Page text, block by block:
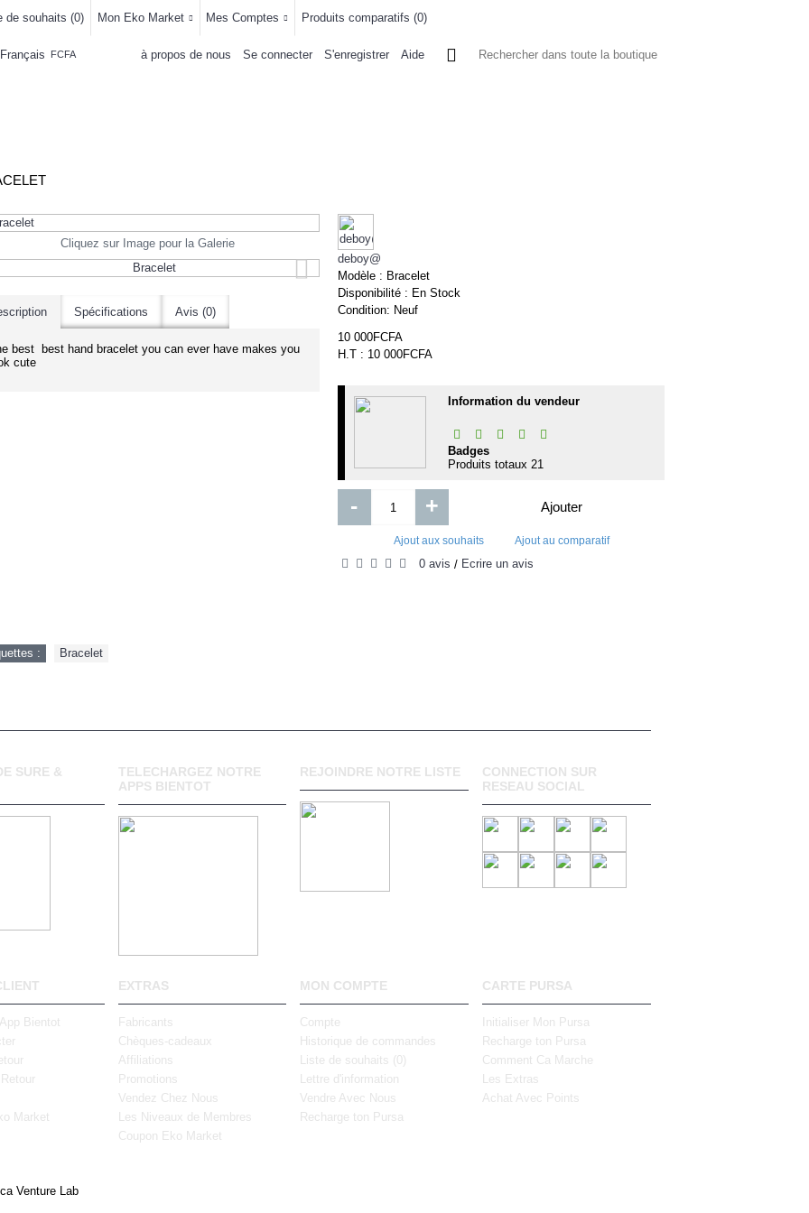
de souhaits (0) Mon Eko Market Mes Comptes Produits comparatifs (0)
Français FCFA à propos de nous Se connecter S'enregistrer Aide
Cliquez sur Image pour la Galerie
Spécifications Avis (0)
best best hand bracelet you can ever have makes you
cute
deboy@
Modèle : Bracelet
Disponibilité : En Stock
Condition: Neuf
10 000FCFA
H.T : 10 000FCFA
Information du vendeur
Badges
Produits totaux 21
- + Ajouter
Ajout aux souhaits Ajout au comparatif
0 avis / Écrire un avis
: Bracelet
SURE &
TELECHARGEZ NOTRE
APPS BIENTOT
REJOINDRE NOTRE LISTE
CONNECTION SUR
RESEAU SOCIAL
Bientot
Market
EXTRAS
Fabricants
Chèques-cadeaux
Affiliations
Promotions
Vendez Chez Nous
Les Niveaux de Membres
Coupon Eko Market
MON COMPTE
Compte
Historique de commandes
Liste de souhaits (0)
Lettre d'information
Vendre Avec Nous
Recharge ton Pursa
CARTE PURSA
Initialiser Mon Pursa
Recharge ton Pursa
Comment Ca Marche
Les Extras
Achat Avec Points
Venture Lab